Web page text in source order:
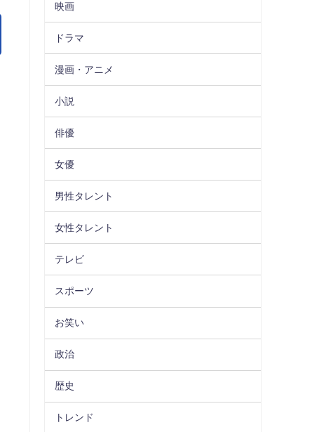
映画
ドラマ
漫画・アニメ
小説
俳優
女優
男性タレント
女性タレント
テレビ
スポーツ
お笑い
政治
歴史
トレンド